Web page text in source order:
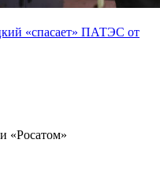
«спасает» ПАТЭС от
«Росатом»